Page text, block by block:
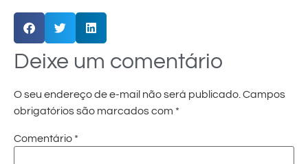
Deixe um comentário
O seu endereço de e-mail não será publicado. Campos
obrigatórios são marcados com *
Comentário *